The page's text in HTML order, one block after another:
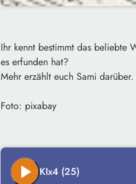
Ihr kennt bestimmt das beliebte
es erfunden hat?
Mehr erzählt euch Sami darüber.
Foto: pixabay
play_arrow KIx4 (25)